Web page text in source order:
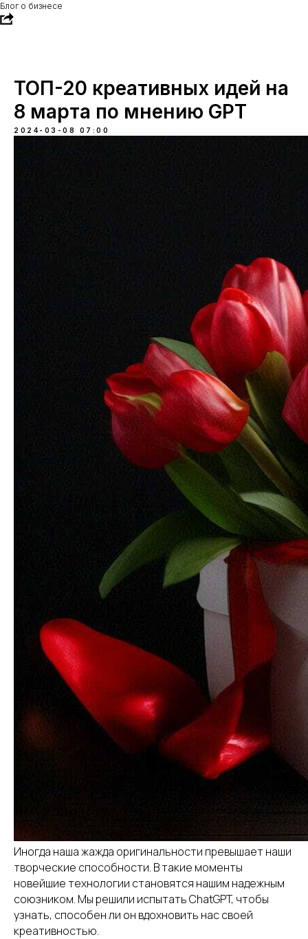
Блог о бизнесе
ТОП-20 креативных идей на
8 марта по мнению GPT
2024-03-08 07:00
Иногда наша жажда оригинальности превышает наши
творческие способности. В такие моменты
новейшие технологии становятся нашим надежным
союзником. Мы решили испытать ChatGPT, чтобы
узнать, способен ли он вдохновить нас своей
креативностью.